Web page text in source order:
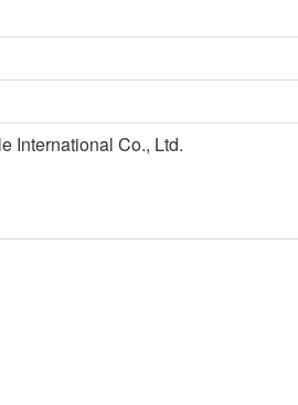
International Co., Ltd.